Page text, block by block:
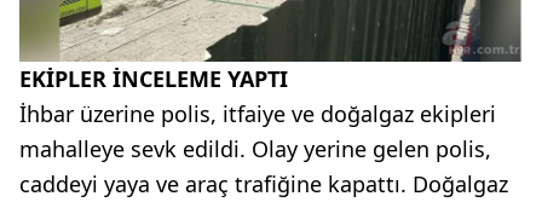
EKİPLER İNCELEME YAPTI
İhbar üzerine polis, itfaiye ve doğalgaz ekipleri
mahalleye sevk edildi. Olay yerine gelen polis,
caddeyi yaya ve araç trafiğine kapattı. Doğalgaz